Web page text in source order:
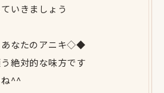
いきましょう
なたのアニキ◇◆
絶対的な味方です
ね^^